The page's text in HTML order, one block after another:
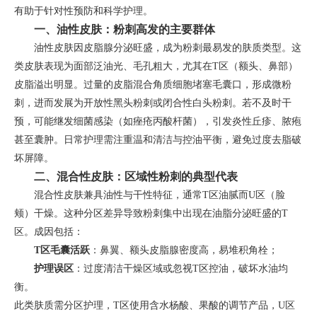
有助于针对性预防和科学护理。
一、油性皮肤：粉刺高发的主要群体
油性皮肤因皮脂腺分泌旺盛，成为粉刺最易发的肤质类型。这
类皮肤表现为面部泛油光、毛孔粗大，尤其在T区（额头、鼻部）
皮脂溢出明显。过量的皮脂混合角质细胞堵塞毛囊口，形成微粉
刺，进而发展为开放性黑头粉刺或闭合性白头粉刺。若不及时干
预，可能继发细菌感染（如痤疮丙酸杆菌），引发炎性丘疹、脓疱
甚至囊肿。日常护理需注重温和清洁与控油平衡，避免过度去脂破
坏屏障。
二、混合性皮肤：区域性粉刺的典型代表
混合性皮肤兼具油性与干性特征，通常T区油腻而U区（脸
颊）干燥。这种分区差异导致粉刺集中出现在油脂分泌旺盛的T
区。成因包括：
T区毛囊活跃 ：鼻翼、额头皮脂腺密度高，易堆积角栓；
护理误区 ：过度清洁干燥区域或忽视T区控油，破坏水油均
衡。
此类肤质需分区护理，T区使用含水杨酸、果酸的调节产品，U区